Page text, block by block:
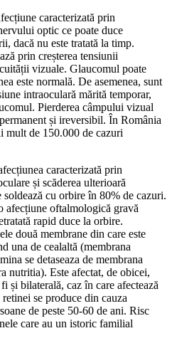
caracterizată prin
optic ce poate duce
dacă nu este tratată la timp.
prin creșterea tensiunii
vizuale. Glaucomul poate
este normală. De asemenea, sunt
intraoculară mărită temporar,
Pierderea câmpului vizual
și ireversibil. În România
mult de 150.000 de cazuri
caracterizată prin
și scăderea ulterioară
soldează cu orbire în 80% de cazuri.
afecțiune oftalmologică gravă
rapid duce la orbire.
două membrane din care este
una de cealaltă (membrana
se detaseaza de membrana
nutritia). Este afectat, de obicei,
și bilaterală, caz în care afectează
se produce din cauza
de peste 50-60 de ani. Risc
care au un istoric familial